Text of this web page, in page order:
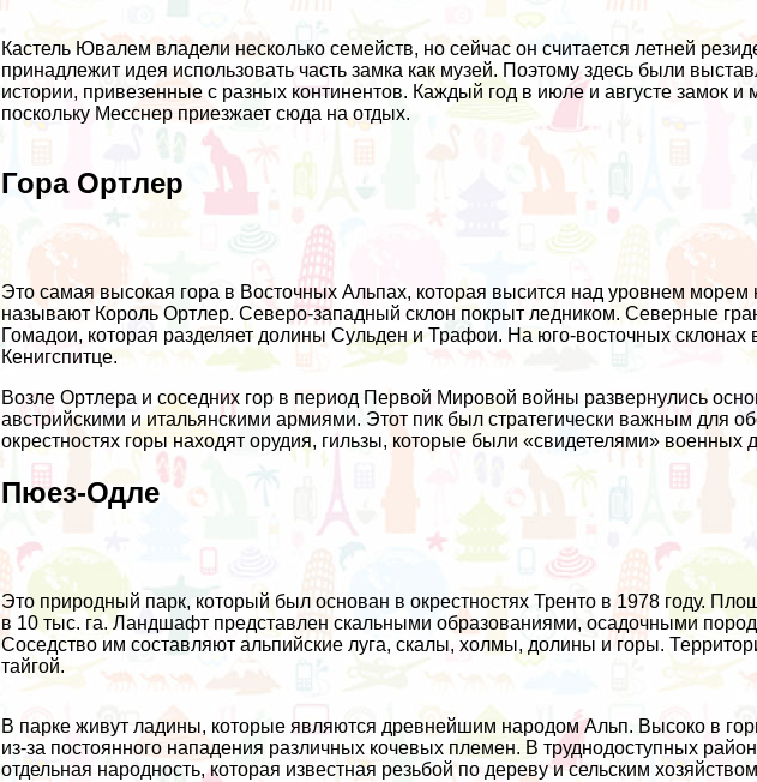
Кастель Ювалем владели несколько семейств, но сейчас он считается летней
принадлежит идея использовать часть замка как музей. Поэтому здесь были
истории, привезенные с разных континентов. Каждый год в июле и августе замок и
поскольку Месснер приезжает сюда на отдых.
Гора Ортлер
Это самая высокая гора в Восточных Альпах, которая высится над уровнем морем
называют Король Ортлер. Северо-западный склон покрыт ледником. Северные
Гомадои, которая разделяет долины Сульден и Трафои. На юго-восточных
Кенигспитце.
Возле Ортлера и соседних гор в период Первой Мировой войны развернулись
австрийскими и итальянскими армиями. Этот пик был стратегически важным для
окрестностях горы находят орудия, гильзы, которые были «свидетелями» военных
Пюез-Одле
Это природный парк, который был основан в окрестностях Тренто в 1978 году.
в 10 тыс. га. Ландшафт представлен скальными образованиями, осадочными
Соседство им составляют альпийские луга, скалы, холмы, долины и горы.
тайгой.
В парке живут ладины, которые являются древнейшим народом Альп. Высоко в
из-за постоянного нападения различных кочевых племен. В труднодоступных
отдельная народность, которая известная резьбой по дереву и сельским